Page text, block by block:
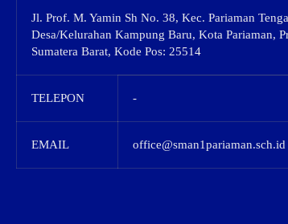
Jl. Prof. M. Yamin Sh No. 38, Kec. Pariaman
Desa/Kelurahan Kampung Baru, Kota Pariaman,
Sumatera Barat, Kode Pos: 25514
TELEPON -
EMAIL office@sman1pariaman.sch.id